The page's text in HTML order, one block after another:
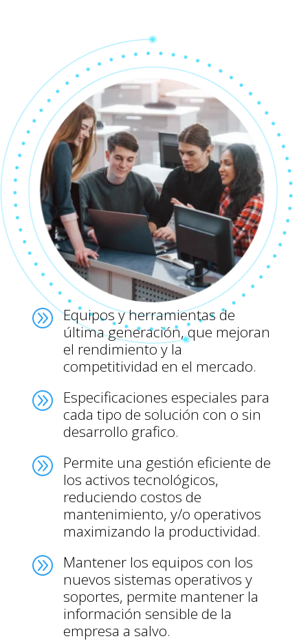
A Equipos y herramientas de
última generación, que mejoran
el rendimiento y la
competitividad en el mercado.
A Especificaciones especiales para
cada tipo de solución con o sin
desarrollo grafico.
A Permite una gestión eficiente de
los activos tecnológicos,
reduciendo costos de
mantenimiento, y/o operativos
maximizando la productividad.
A Mantener los equipos con los
nuevos sistemas operativos y
soportes, permite mantener la
información sensible de la
empresa a salvo.